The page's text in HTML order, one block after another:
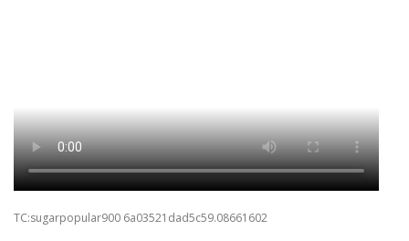
TC:sugarpopular900 6a03521dad5c59.08661602